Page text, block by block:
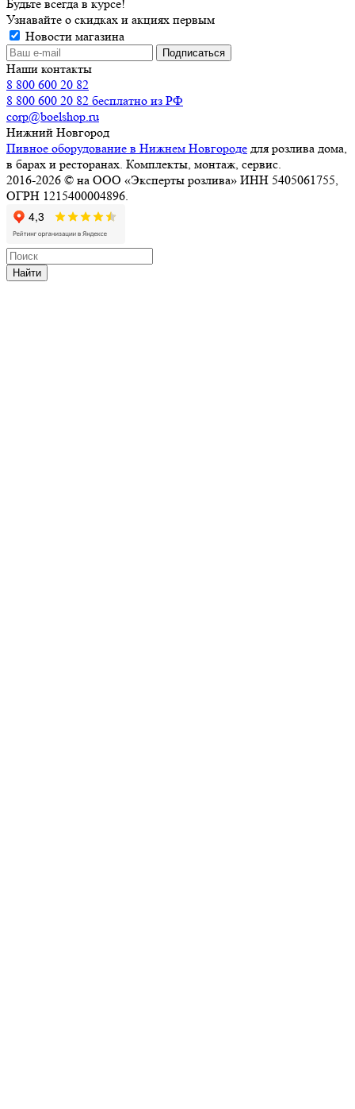
Будьте всегда в курсе!
Узнавайте о скидках и акциях первым
Новости магазина
Наши контакты
8 800 600 20 82
8 800 600 20 82 бесплатно из РФ
corp@boelshop.ru
Нижний Новгород
Пивное оборудование в Нижнем Новгороде для розлива дома,
в барах и ресторанах. Комплекты, монтаж, сервис.
2016-2026 © на ООО «Эксперты розлива» ИНН 5405061755,
ОГРН 1215400004896.
Найти